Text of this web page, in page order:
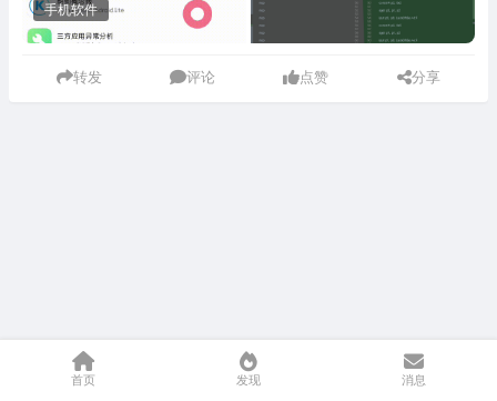
首页 发现 消息
手机软件
转发 评论 点赞 分享